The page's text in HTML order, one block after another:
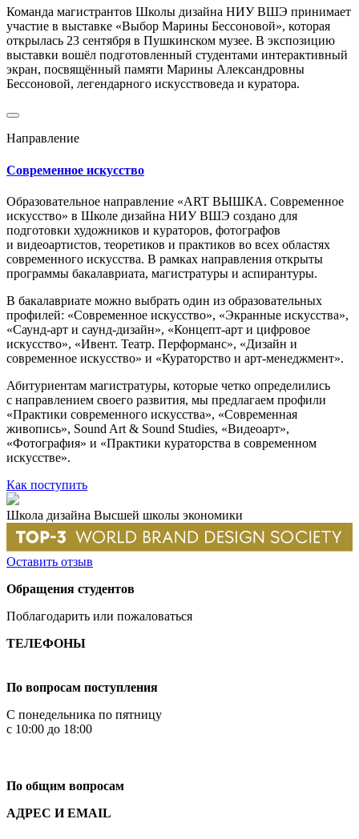
Команда магистрантов Школы дизайна НИУ ВШЭ принимает
участие в выставке «Выбор Марины Бессоновой», которая
открылась 23 сентября в Пушкинском музее. В экспозицию
выставки вошёл подготовленный студентами интерактивный
экран, посвящённый памяти Марины Александровны
Бессоновой, легендарного искусствоведа и куратора.
Направление
Современное искусство
Образовательное направление «ART ВЫШКА. Современное
искусство» в Школе дизайна НИУ ВШЭ создано для
подготовки художников и кураторов, фотографов
и видеоартистов, теоретиков и практиков во всех областях
современного искусства. В рамках направления открыты
программы бакалавриата, магистратуры и аспирантуры.
В бакалавриате можно выбрать один из образовательных
профилей: «Современное искусство», «Экранные искусства»,
«Саунд-арт и саунд-дизайн», «Концепт-арт и цифровое
искусство», «Ивент. Театр. Перформанс», «Дизайн и
современное искусство» и «Кураторство и арт-менеджмент».
Абитуриентам магистратуры, которые четко определились
с направлением своего развития, мы предлагаем профили
«Практики современного искусства», «Современная
живопись», Sound Art & Sound Studies, «Видеоарт»,
«Фотография» и «Практики кураторства в современном
искусстве».
Как поступить
Школа дизайна Высшей школы экономики
Оставить отзыв
Обращения студентов
Поблагодарить или пожаловаться
ТЕЛЕФОНЫ
По вопросам поступления
С понедельника по пятницу
с 10:00 до 18:00
По общим вопросам
АДРЕС И EMAIL